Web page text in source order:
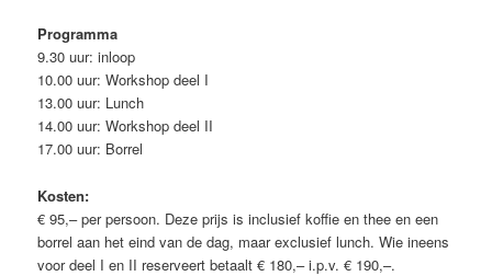
Programma
9.30 uur: inloop
10.00 uur: Workshop deel I
13.00 uur: Lunch
14.00 uur: Workshop deel II
17.00 uur: Borrel
Kosten:
€ 95,– per persoon. Deze prijs is inclusief koffie en thee en een
borrel aan het eind van de dag, maar exclusief lunch. Wie ineens
voor deel I en II reserveert betaalt € 180,– i.p.v. € 190,–.